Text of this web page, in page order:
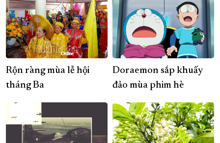
Rộn ràng mùa lễ hội
tháng Ba
Doraemon sắp khuấy
đảo mùa phim hè